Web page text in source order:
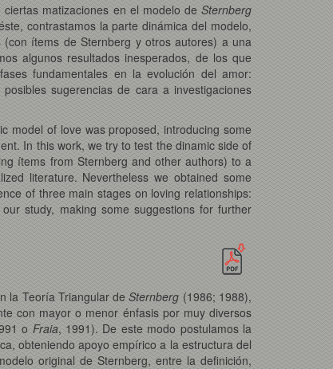
matizaciones en el modelo deSternberg
contrastamos la parte dinámica del modelo,
ítems de Sternberg y otros autores) a una
algunos resultados inesperados, de los que
fundamentales en la evolución del amor:
sugerencias de cara a investigaciones
model of love was proposed, introducing some
In this work, we try to test the dinamic side of
ítems from Sternberg and other authors) to a
literature. Nevertheless we obtained some
of three main stages on loving relationships:
study, making some suggestions for further
la Teoría Triangular deSternberg (1986; 1988),
con mayor o menor énfasis por muy diversos
o Fraia, 1991). De este modo postulamos la
obteniendo apoyo empírico a la estructura del
original de Sternberg, entre la definición,